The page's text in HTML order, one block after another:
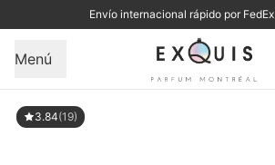
Envío internacional rápido por FedEx
Menú
3.84(19)